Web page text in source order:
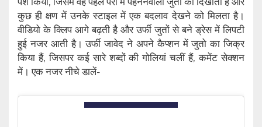
कुछ ही क्षण में उनके स्टाइल में एक बदलाव देखने को मिलता है।
वीडियो के क्लिप आगे बढ़ती है और उर्फी जुतों से बने ड्रेस में लिपटी
हुई नजर आती है। उर्फी जावेद ने अपने कैप्शन में जुतो का जिक्र
किया हैं, जिसपर कई सारे शब्दों की गोलियां चलीं हैं, कमेंट सेक्शन
में। एक नजर नीचे डालें-